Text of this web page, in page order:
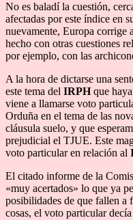
No es baladí la cuestión,
afectadas por este índice en
nuevamente, Europa corrige
hecho con otras cuestiones
por ejemplo, con las
A la hora de dictarse una
este tema del IRPHque haya
viene a llamarse voto
Orduña en el tema de las
cláusula suelo, y que
prejudicial el TJUE. Este
voto particular en relación al
El citado informe de la
«muy acertados» lo que ya
posibilidades de que fallen a
cosas, el voto particular